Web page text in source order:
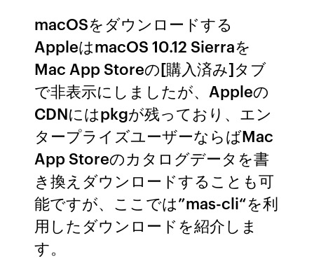
macOSをダウンロードする
AppleはmacOS 10.12 Sierraを
Mac App Storeの[購入済み]タブ
で非表示にしましたが、Appleの
CDNにはpkgが残っており、エン
タープライズユーザーならばMac
App Storeのカタログデータを書
き換えダウンロードすることも可
能ですが、ここでは”mas-cli“を利
用したダウンロードを紹介しま
す。